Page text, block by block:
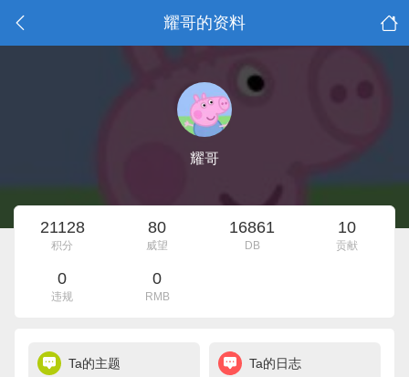
耀哥的资料
耀哥
21128
积分
80
威望
16861
DB
10
贡献
0
违规
0
RMB
Ta的主题 Ta的日志